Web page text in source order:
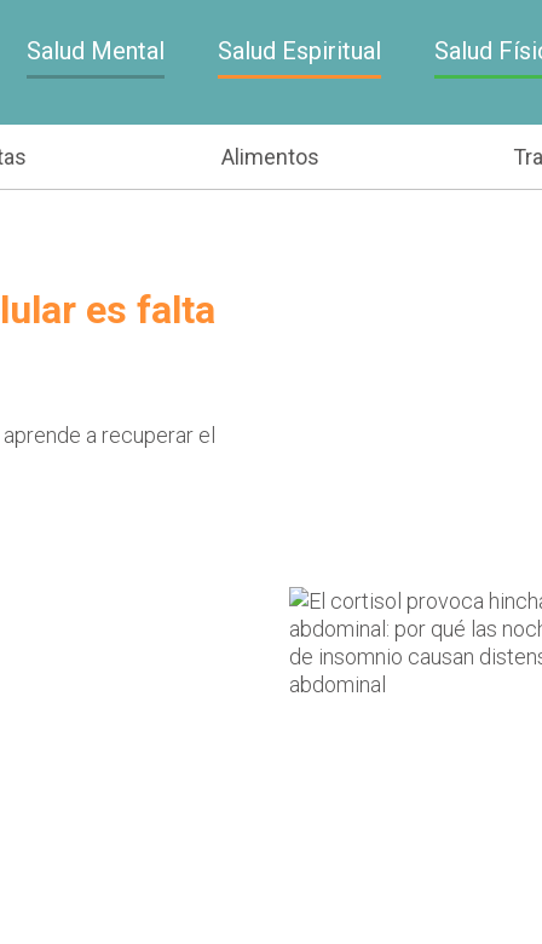
Salud Mental Salud Espiritual Salud
Alimentos
es falta
a recuperar el